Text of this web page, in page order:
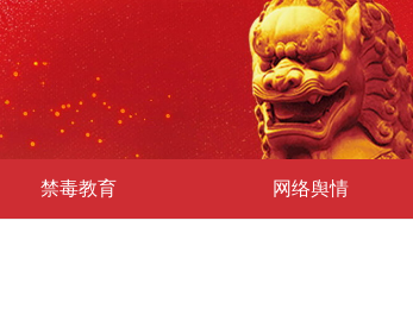
禁毒教育 网络舆情